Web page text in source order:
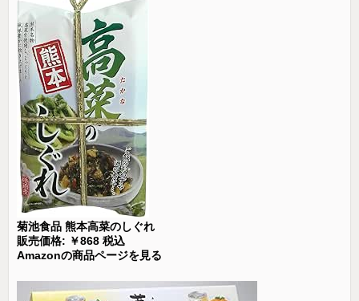
菊池食品 熊本高菜のしぐれ
販売価格: ￥868 税込
Amazonの商品ページを見る